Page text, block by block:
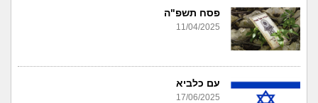
פסח תשפ"ה
11/04/2025
עם כלביא
17/06/2025